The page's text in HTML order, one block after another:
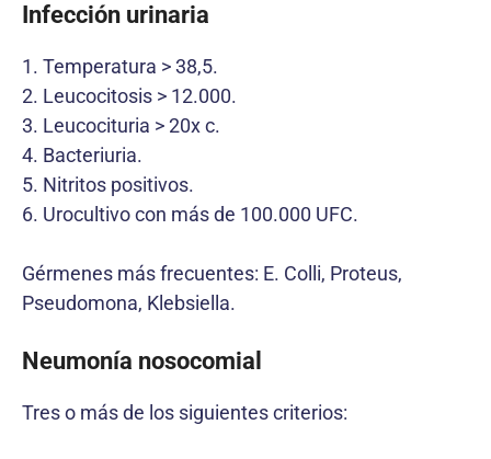
Infección urinaria
1. Temperatura > 38,5.
2. Leucocitosis > 12.000.
3. Leucocituria > 20x c.
4. Bacteriuria.
5. Nitritos positivos.
6. Urocultivo con más de 100.000 UFC.
Gérmenes más frecuentes: E. Colli, Proteus,
Pseudomona, Klebsiella.
Neumonía nosocomial
Tres o más de los siguientes criterios: